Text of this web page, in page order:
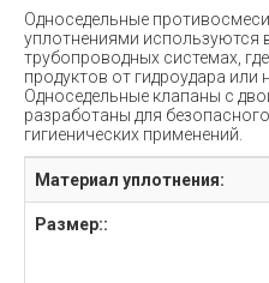
Односедельные
уплотнениями используются
трубопроводных системах,
продуктов от гидроудара или
Односедельные клапаны с
разработаны для
гигиенических применений.
Материал уплотнения:
Размер::